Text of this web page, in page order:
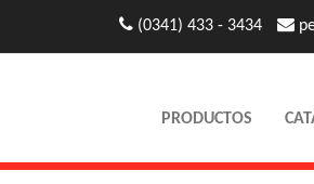
(0341) 433 - 3434
PRODUCTOS